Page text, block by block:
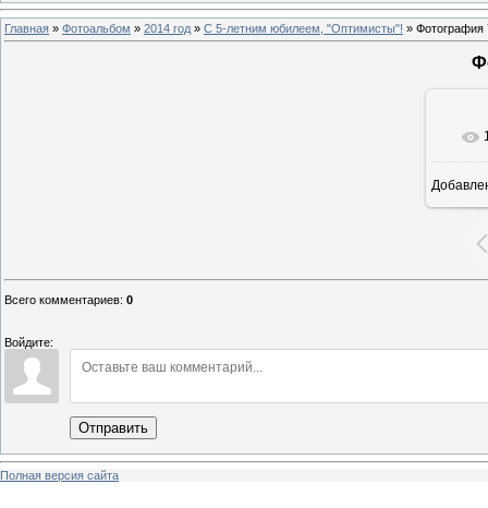
Главная » Фотоальбом » 2014 год » С 5-летним юбилеем, "Оптимисты"! » Фотография
Всего комментариев: 0
Войдите:
Отправить
Полная версия сайта